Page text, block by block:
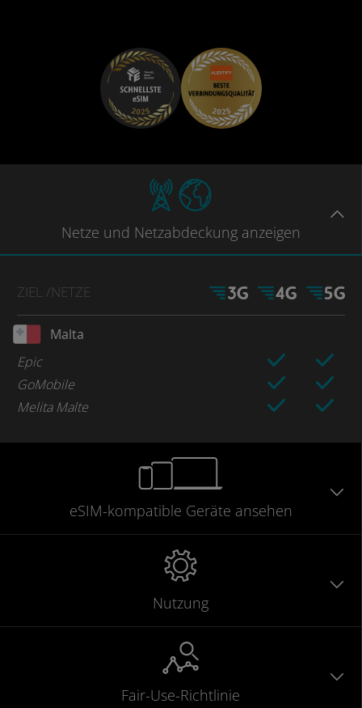
Netze und Netzabdeckung anzeigen
ZIEL /NETZE
Malta
Epic
GoMobile
Melita Malte
eSIM-kompatible Geräte ansehen
Nutzung
Fair-Use-Richtlinie